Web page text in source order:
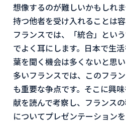
想像するのが難しいかもしれ
持つ他者を受け入れることは
フランスでは、「統合」とい
でよく耳にします。日本で生
葉を聞く機会は多くないと思
多いフランスでは、このフラ
も重要な争点です。そこに興
献を読んで考察し、フランス
についてプレゼンテーション